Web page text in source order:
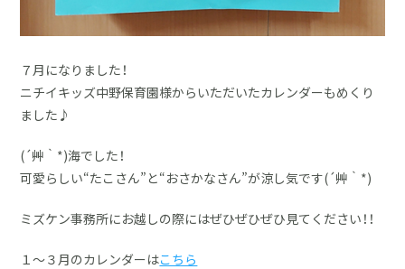
７月になりました！
ニチイキッズ中野保育園様からいただいたカレンダーもめくり
ました♪
(´艸｀*)海でした！
可愛らしい“たこさん”と“おさかなさん”が涼し気です(´艸｀*)
ミズケン事務所にお越しの際にはぜひぜひぜひ見てください！！
１～３月のカレンダーはこちら